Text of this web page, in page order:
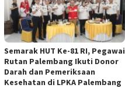
Semarak HUT Ke-81 RI, Pegawai
Rutan Palembang Ikuti Donor
Darah dan Pemeriksaan
Kesehatan di LPKA Palembang